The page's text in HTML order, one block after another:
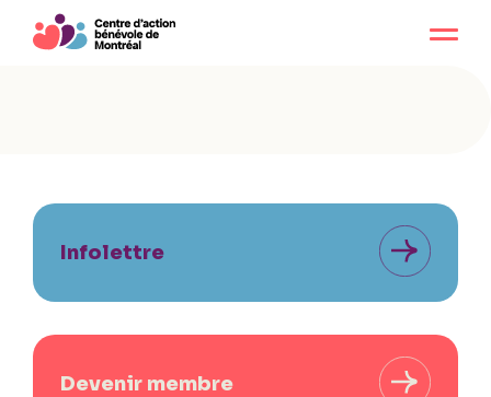
Infolettre
Devenir membre